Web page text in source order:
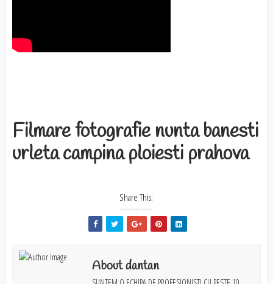
Filmare fotografie nunta banesti
urleta campina ploiesti prahova
Share This:
About dantan